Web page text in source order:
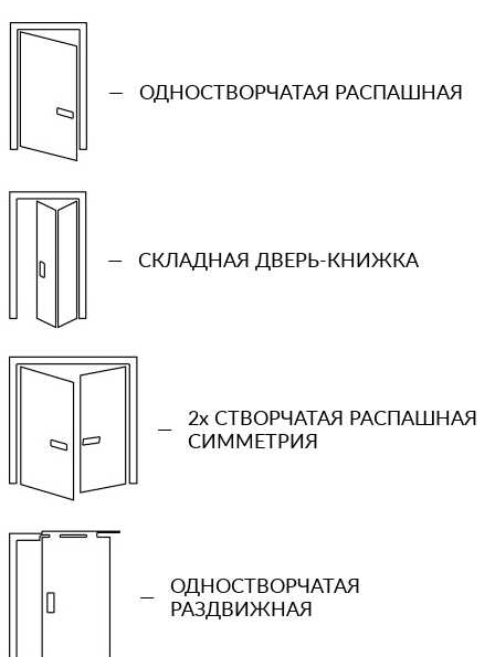
— ОДНОСТВОРЧАТАЯ РАСПАШНАЯ
— СКЛАДНАЯ ДВЕРЬ-КНИЖКА
—
2x СТВОРЧАТАЯ РАСПАШНАЯ
СИММЕТРИЯ
—
ОДНОСТВОРЧАТАЯ
РАЗДВИЖНАЯ
Ваш телефон